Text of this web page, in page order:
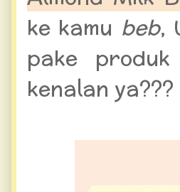
ke kamu beb,
pake
kenalan ya???